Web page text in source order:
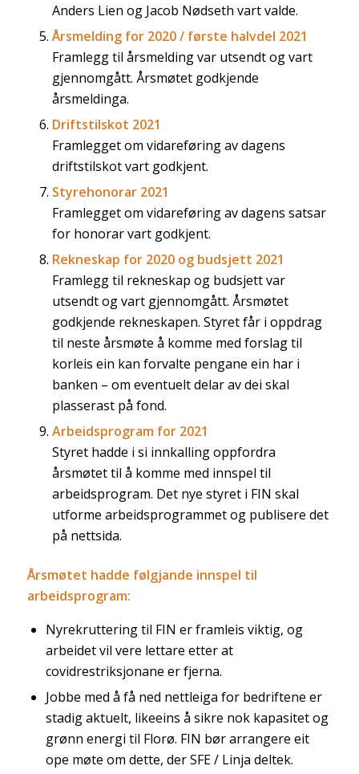
Anders Lien og Jacob Nødseth vart valde.
Årsmelding for 2020 / første halvdel 2021
Framlegg til årsmelding var utsendt og vart
gjennomgått. Årsmøtet godkjende
årsmeldinga.
Driftstilskot 2021
Framlegget om vidareføring av dagens
driftstilskot vart godkjent.
Styrehonorar 2021
Framlegget om vidareføring av dagens satsar
for honorar vart godkjent.
Rekneskap for 2020 og budsjett 2021
Framlegg til rekneskap og budsjett var
utsendt og vart gjennomgått. Årsmøtet
godkjende rekneskapen. Styret får i oppdrag
til neste årsmøte å komme med forslag til
korleis ein kan forvalte pengane ein har i
banken – om eventuelt delar av dei skal
plasserast på fond.
Arbeidsprogram for 2021
Styret hadde i si innkalling oppfordra
årsmøtet til å komme med innspel til
arbeidsprogram. Det nye styret i FIN skal
utforme arbeidsprogrammet og publisere det
på nettsida.
Årsmøtet hadde følgjande innspel til
arbeidsprogram:
Nyrekruttering til FIN er framleis viktig, og
arbeidet vil vere lettare etter at
covidrestriksjonane er fjerna.
Jobbe med å få ned nettleiga for bedriftene er
stadig aktuelt, likeeins å sikre nok kapasitet og
grønn energi til Florø. FIN bør arrangere eit
ope møte om dette, der SFE / Linja deltek.